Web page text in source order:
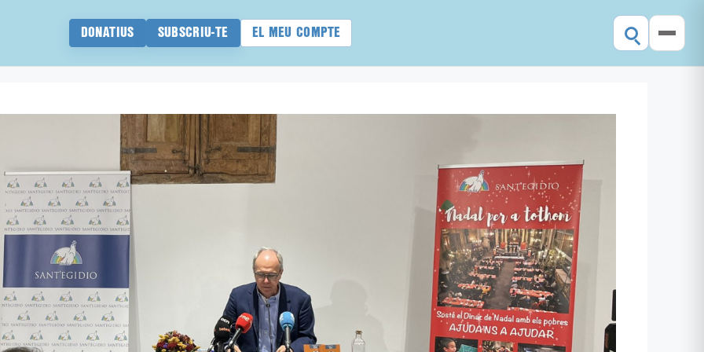
DONATIUS SUBSCRIU-TE EL MEU COMPTE